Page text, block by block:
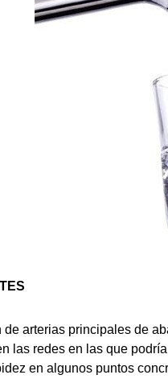
de arterias principales de
las redes en las que
en algunos puntos